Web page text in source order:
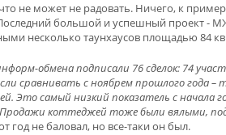
не может не радовать. Ничего, к
большой и успешный проект -
несколько таунхаусов площадью 84
обмена подписали 76 сделок: 74
сравнивать с ноябрем прошлого года –
Это самый низкий показатель с начала
коттеджей тоже были вялыми,
год не баловал, но все-таки он был.